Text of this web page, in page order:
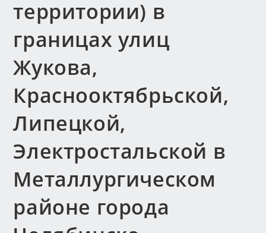
территории) в
границах улиц
Жукова,
Краснооктябрьской,
Липецкой,
Электростальской в
Металлургическом
районе города